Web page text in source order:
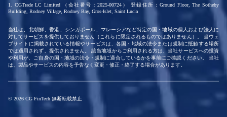
1. CGTrade LC Limited （会社番号：2025-00724） 登録住所：Ground Floor, The Sotheby
Building, Rodney Village, Rodney Bay, Gros-Islet, Saint Lucia
当社は、北朝鮮、香港、シンガポール、マレーシアなど特定の国・地域の個人および法人に
対してサービスを提供しておりません（これらに限定されるものではありません）。 当ウェ
ブサイトに掲載されている情報やサービスは、各国・地域の法令または規制に抵触する場所
では適用されず、提供されません。 該当地域からご利用される方は、当社サービスへの投資
や利用が、ご自身の国・地域の法令・規制に適合しているかを事前にご確認ください。 当社
は、製品やサービスの内容を予告なく変更・修正・終了する場合があります。
© 2026 CG FinTech 無断転載禁止